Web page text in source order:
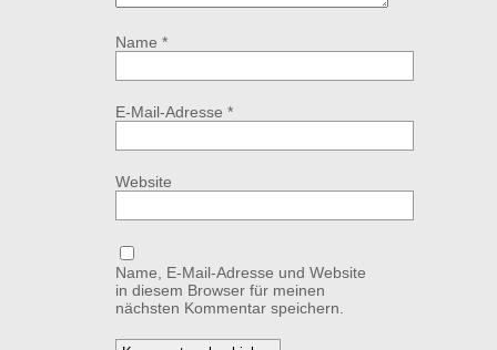
Name *
E-Mail-Adresse *
Website
Name, E-Mail-Adresse und Website
in diesem Browser für meinen
nächsten Kommentar speichern.